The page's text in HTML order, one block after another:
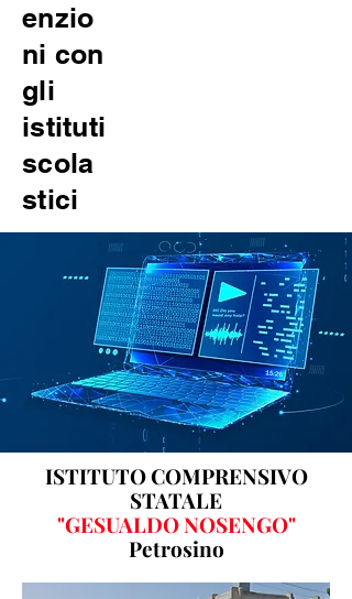
enzio
ni con
gli
istituti
scola
stici
ISTITUTO COMPRENSIVO
STATALE
"GESUALDO NOSENGO"
Petrosino